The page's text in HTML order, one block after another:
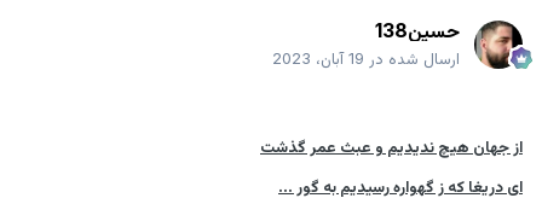
حسین138
ارسال شده در 19 آبان، 2023
از جهان هیچ ندیدیم و عبث عمر گذشت
ای دریغا که ز گهواره رسیدیم به گور ...